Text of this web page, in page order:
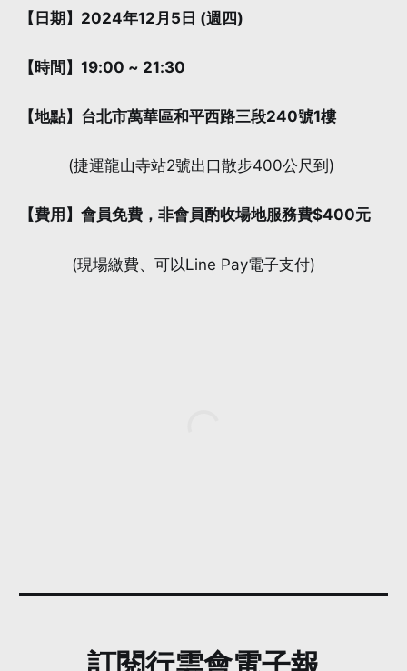
【日期】2024年12月5日 (週四)
【時間】19:00 ~ 21:30
【地點】台北市萬華區和平西路三段240號1樓
(捷運龍山寺站2號出口散步400公尺到)
【費用】會員免費，非會員酌收場地服務費$400元
(現場繳費、可以Line Pay電子支付)